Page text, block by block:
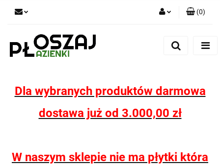
(0)
Dla wybranych produktów darmowa
dostawa już od 3.000,00 zł
W naszym sklepie nie ma płytki która